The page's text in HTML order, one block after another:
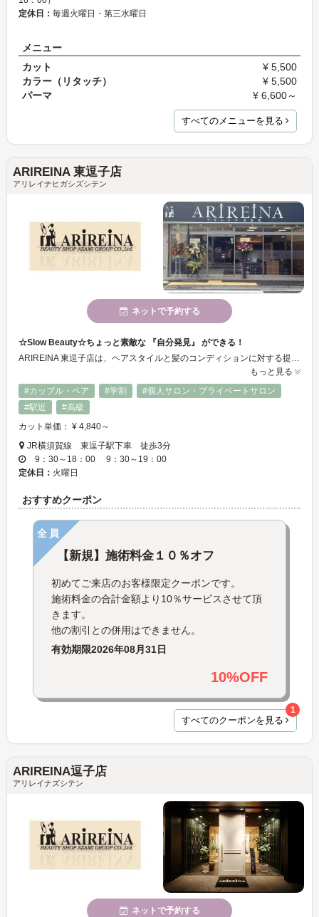
定休日： 毎週火曜日・第三水曜日
メニュー
カット
¥ 5,500
カラー（リタッチ）
¥ 5,500
パーマ
¥ 6,600～
すべてのメニューを見る
ARIREINA 東逗子店
アリレイナヒガシズシテン
ネットで予約する
☆Slow Beauty☆ちょっと素敵な 『自分発見』 ができる！
ARIREINA 東逗子店は、ヘアスタイルと髪のコンディションに対する提案だけでなく、お客様ごとのパーソナルカラーのコーディネートを用い、デザイン、カラー、メイク、ネイル、フェイスケアまでトータルビューティーをコンセプトとしてご提供します。
もっと見る
#カップル・ペア
#学割
#個人サロン・プライベートサロン
#駅近
#高級
カット単価： ¥ 4,840～
JR横須賀線 東逗子駅下車 徒歩3分
9：30～18：00 9：30～19：00
定休日： 火曜日
おすすめクーポン
全員
【新規】施術料金１０％オフ
初めてご来店のお客様限定クーポンです。
施術料金の合計金額より10％サービスさせて頂
きます。
他の割引との併用はできません。
有効期限2026年08月31日
10%OFF
すべてのクーポンを見る
1
ARIREINA逗子店
アリレイナズシテン
ネットで予約する